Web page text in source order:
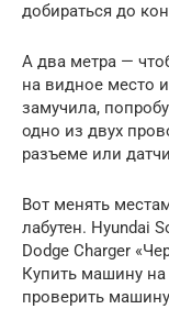
добираться до
А два метра —
на видное место
замучила,
одно из двух
разъеме или
Вот менять
лабутен. Hyundai
Dodge Charger
Купить машину
проверить